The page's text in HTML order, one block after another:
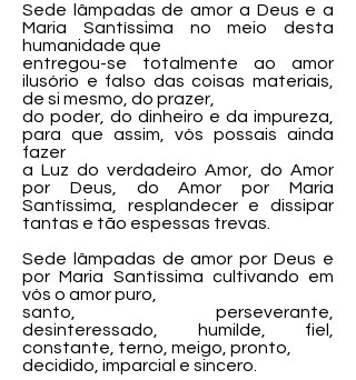
Sede lâmpadas de amor a Deus e a
Maria Santíssima no meio desta
humanidade que
entregou-se totalmente ao amor
ilusório e falso das coisas materiais,
de si mesmo, do prazer,
do poder, do dinheiro e da impureza,
para que assim, vós possais ainda
fazer
a Luz do verdadeiro Amor, do Amor
por Deus, do Amor por Maria
Santíssima, resplandecer e dissipar
tantas e tão espessas trevas.
Sede lâmpadas de amor por Deus e
por Maria Santíssima cultivando em
vós o amor puro,
santo, perseverante,
desinteressado, humilde, fiel,
constante, terno, meigo, pronto,
decidido, imparcial e sincero.